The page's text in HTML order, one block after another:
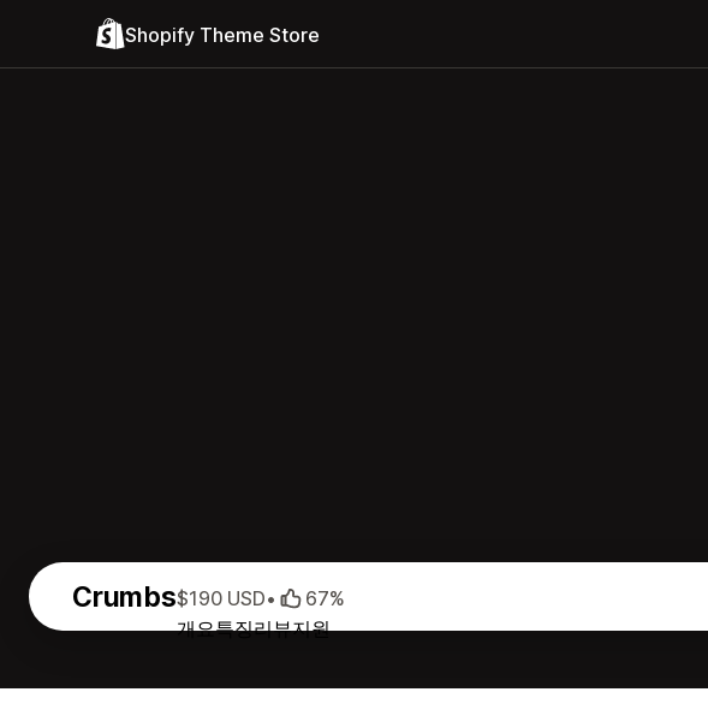
Shopify Theme Store
Crumbs
개요특징리뷰지원
$190 USD• 67%